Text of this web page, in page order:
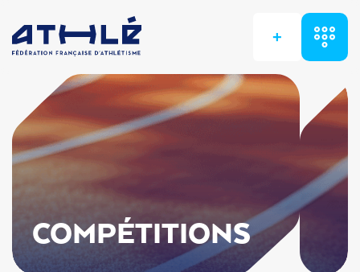
+
COMPÉTITIONS